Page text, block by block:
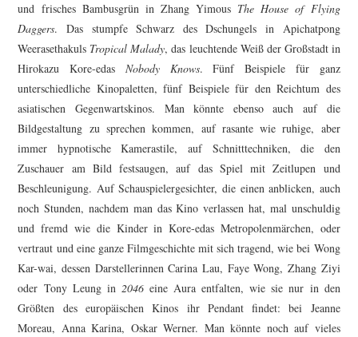
und frisches Bambusgrün in Zhang Yimous The House of Flying
Daggers. Das stumpfe Schwarz des Dschungels in Apichatpong
Weerasethakuls Tropical Malady, das leuchtende Weiß der Großstadt in
Hirokazu Kore-edas Nobody Knows. Fünf Beispiele für ganz
unterschiedliche Kinopaletten, fünf Beispiele für den Reichtum des
asiatischen Gegenwartskinos. Man könnte ebenso auch auf die
Bildgestaltung zu sprechen kommen, auf rasante wie ruhige, aber
immer hypnotische Kamerastile, auf Schnitttechniken, die den
Zuschauer am Bild festsaugen, auf das Spiel mit Zeitlupen und
Beschleunigung. Auf Schauspielergesichter, die einen anblicken, auch
noch Stunden, nachdem man das Kino verlassen hat, mal unschuldig
und fremd wie die Kinder in Kore-edas Metropolenmärchen, oder
vertraut und eine ganze Filmgeschichte mit sich tragend, wie bei Wong
Kar-wai, dessen Darstellerinnen Carina Lau, Faye Wong, Zhang Ziyi
oder Tony Leung in 2046eine Aura entfalten, wie sie nur in den
Größten des europäischen Kinos ihr Pendant findet: bei Jeanne
Moreau, Anna Karina, Oskar Werner. Man könnte noch auf vieles